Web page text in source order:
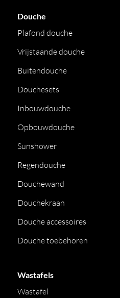
Douche
Plafond douche
Vrijstaande douche
Buitendouche
Douchesets
Inbouwdouche
Opbouwdouche
Sunshower
Regendouche
Douchewand
Douchekraan
Douche accessoires
Douche toebehoren
Wastafels
Wastafel